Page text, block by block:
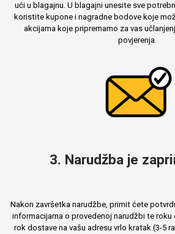
ući u blagajnu. U blagajni unesite sve
koristite kupone i nagradne bodove koje
akcijama koje pripremamo za vas
povjerenja.
3. Narudžba je
Nakon završetka narudžbe, primit ćete
informacijama o provedenoj narudžbi te roku
rok dostave na vašu adresu vrlo kratak (3-5